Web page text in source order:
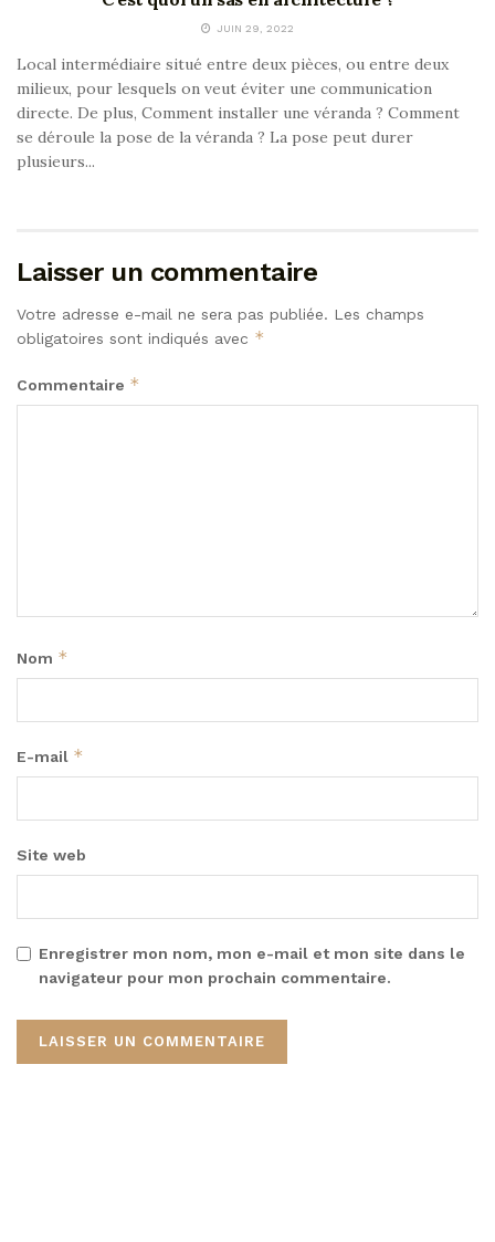
JUIN 29, 2022
Local intermédiaire situé entre deux pièces, ou entre deux
milieux, pour lesquels on veut éviter une communication
directe. De plus, Comment installer une véranda ? Comment
se déroule la pose de la véranda ? La pose peut durer
plusieurs...
Laisser un commentaire
Votre adresse e-mail ne sera pas publiée. Les champs
obligatoires sont indiqués avec *
Commentaire *
Nom *
E-mail *
Site web
Enregistrer mon nom, mon e-mail et mon site dans le
navigateur pour mon prochain commentaire.